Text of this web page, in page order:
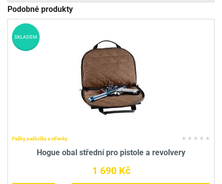
Podobné produkty
Pažby, pažbičky a střenky
Hogue obal střední pro pistole a revolvery
1 690 Kč
SKLADEM